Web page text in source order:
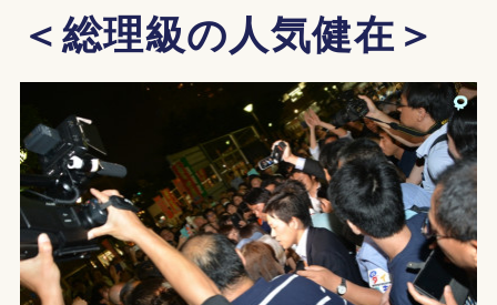
＜総理級の人気健在＞